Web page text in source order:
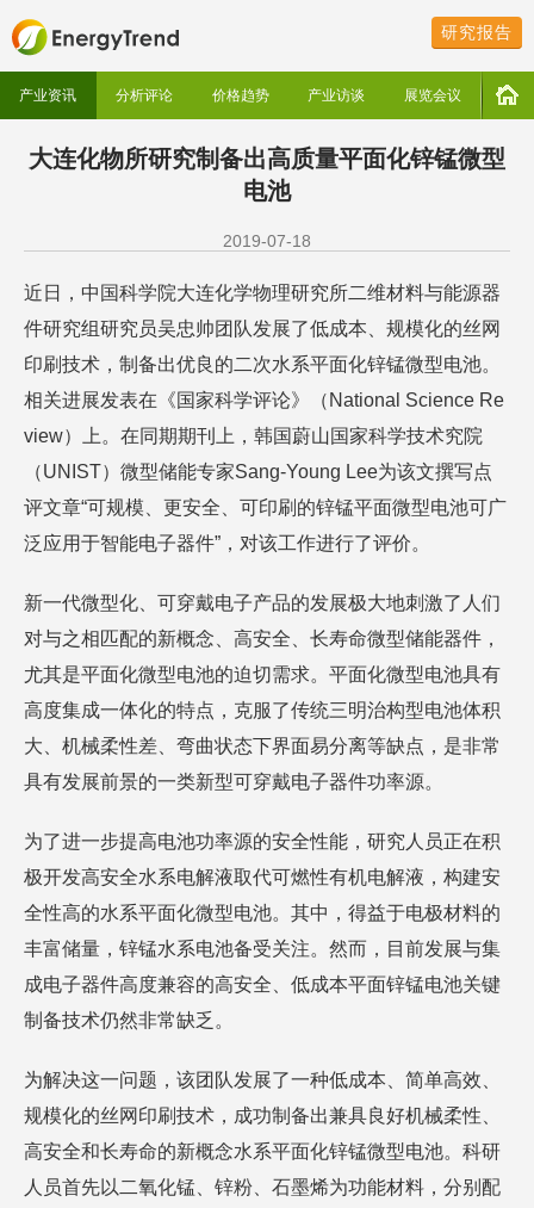
研究报告
产业资讯 分析评论 价格趋势 产业访谈 展览会议
大连化物所研究制备出高质量平面化锌锰微型
电池
2019-07-18
近日，中国科学院大连化学物理研究所二维材料与能源器
件研究组研究员吴忠帅团队发展了低成本、规模化的丝网
印刷技术，制备出优良的二次水系平面化锌锰微型电池。
相关进展发表在《国家科学评论》（National Science Re
view）上。在同期期刊上，韩国蔚山国家科学技术究院
（UNIST）微型储能专家Sang-Young Lee为该文撰写点
评文章“可规模、更安全、可印刷的锌锰平面微型电池可广
泛应用于智能电子器件”，对该工作进行了评价。
新一代微型化、可穿戴电子产品的发展极大地刺激了人们
对与之相匹配的新概念、高安全、长寿命微型储能器件，
尤其是平面化微型电池的迫切需求。平面化微型电池具有
高度集成一体化的特点，克服了传统三明治构型电池体积
大、机械柔性差、弯曲状态下界面易分离等缺点，是非常
具有发展前景的一类新型可穿戴电子器件功率源。
为了进一步提高电池功率源的安全性能，研究人员正在积
极开发高安全水系电解液取代可燃性有机电解液，构建安
全性高的水系平面化微型电池。其中，得益于电极材料的
丰富储量，锌锰水系电池备受关注。然而，目前发展与集
成电子器件高度兼容的高安全、低成本平面锌锰电池关键
制备技术仍然非常缺乏。
为解决这一问题，该团队发展了一种低成本、简单高效、
规模化的丝网印刷技术，成功制备出兼具良好机械柔性、
高安全和长寿命的新概念水系平面化锌锰微型电池。科研
人员首先以二氧化锰、锌粉、石墨烯为功能材料，分别配